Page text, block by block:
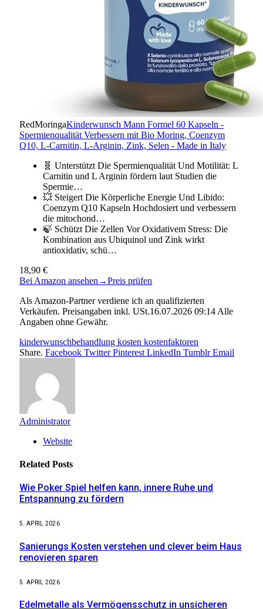
RedMoringaKinderwunsch Mann Formel 60 Kapseln -
Spermienqualität Verbessern mit Bio Moring, Coenzym
Q10, L-Carnitin, L-Arginin, Zink, Selen - Made in Italy
🧬 Unterstützt Die Spermienqualität Und Motilität: L
Carnitin und L Arginin fördern laut Studien die
Spermie…
💥 Steigert Die Körperliche Energie Und Libido:
Coenzym Q10 Kapseln Hochdosiert und verbessern
die mitochond…
🍃 Schützt Die Zellen Vor Oxidativem Stress: Die
Kombination aus Ubiquinol und Zink wirkt
antioxidativ, schü…
18,90 €
Bei Amazon ansehen →Preis prüfen
Als Amazon-Partner verdiene ich an qualifizierten
Verkäufen. Preisangaben inkl. USt.16.07.2026 09:14 Alle
Angaben ohne Gewähr.
kinderwunschbehandlung kosten kostenfaktoren
Share. Facebook Twitter Pinterest LinkedIn Tumblr Email
Administrator
Website
Related Posts
Wie Poker Spiel helfen kann, innere Ruhe und
Entspannung zu fördern
5. APRIL 2026
Sanierungs Kosten verstehen und clever beim Haus
renovieren sparen
5. APRIL 2026
Edelmetalle als Vermögensschutz in unsicheren